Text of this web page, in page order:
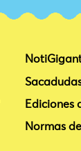
Ediciones
Normas